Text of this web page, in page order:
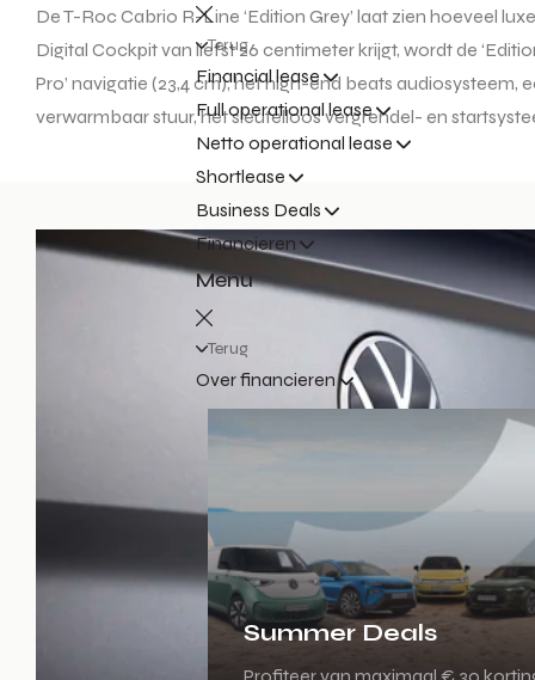
Terug
Financial lease
Full operational lease
Netto operational lease
Shortlease
Business Deals
Financieren
Menu
Terug
Over financieren
Summer Deals
De T-Roc Cabrio R-Line ‘Edition Grey’ laat zien hoeveel
Digital Cockpit van liefst 26 centimeter krijgt, wordt de
Pro’ navigatie (23,4 cm), het high-end beats
verwarmbaar stuur, het sleutelloos vergrendel- en